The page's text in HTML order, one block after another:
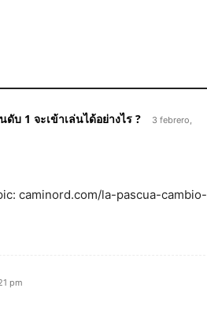
บ 1 จะเข้าเล่นได้อย่างไร ?
3 febrero,
caminord.com/la-pascua-cambio-
pm